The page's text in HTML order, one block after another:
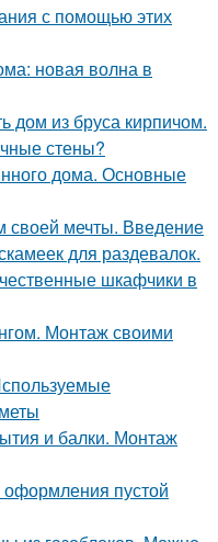
с помощью этих
новая волна в
дом из бруса кирпичом.
стены?
дома. Основные
своей мечты. Введение
для раздевалок.
шкафчики в
Монтаж своими
и балки. Монтаж
пустой